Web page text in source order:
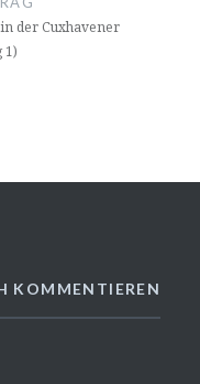
der Cuxhavener
1)
KOMMENTIEREN